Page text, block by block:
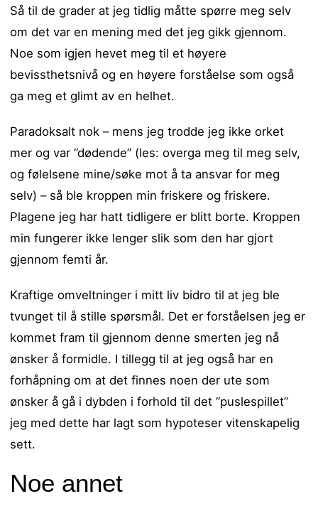
Så til de grader at jeg tidlig måtte spørre meg selv
om det var en mening med det jeg gikk gjennom.
Noe som igjen hevet meg til et høyere
bevissthetsnivå og en høyere forståelse som også
ga meg et glimt av en helhet.
Paradoksalt nok – mens jeg trodde jeg ikke orket
mer og var ”dødende” (les: overga meg til meg selv,
og følelsene mine/søke mot å ta ansvar for meg
selv) – så ble kroppen min friskere og friskere.
Plagene jeg har hatt tidligere er blitt borte. Kroppen
min fungerer ikke lenger slik som den har gjort
gjennom femti år.
Kraftige omveltninger i mitt liv bidro til at jeg ble
tvunget til å stille spørsmål. Det er forståelsen jeg er
kommet fram til gjennom denne smerten jeg nå
ønsker å formidle. I tillegg til at jeg også har en
forhåpning om at det finnes noen der ute som
ønsker å gå i dybden i forhold til det ”puslespillet”
jeg med dette har lagt som hypoteser vitenskapelig
sett.
Noe annet